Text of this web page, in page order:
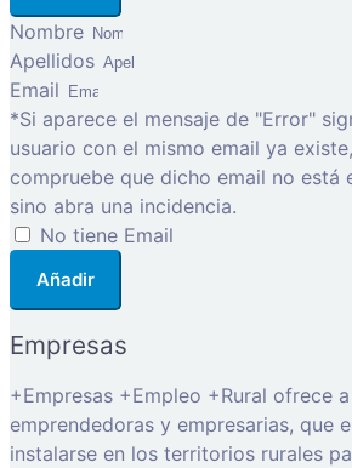
Nombre
Apellidos
Email
*Si aparece el mensaje de "Error"
usuario con el mismo email ya
compruebe que dicho email no está
sino abra una incidencia.
No tiene Email
Añadir
Empresas
+Empresas +Empleo +Rural ofrece
emprendedoras y empresarias, que
instalarse en los territorios rurales